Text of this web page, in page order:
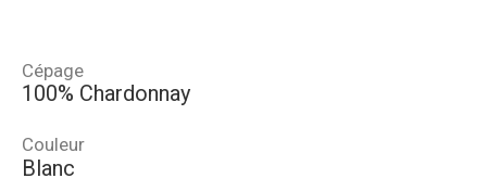
Cépage
100% Chardonnay
Couleur
Blanc